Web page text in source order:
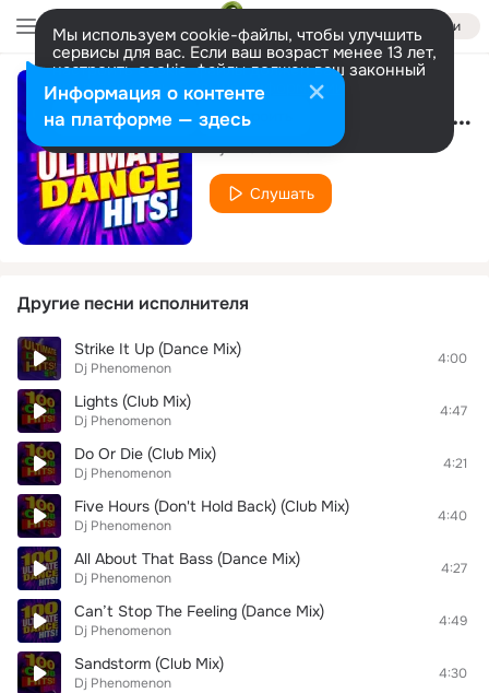
Войти
Мы используем cookie-файлы, чтобы улучшить
сервисы для вас. Если ваш возраст менее 13 лет,
настроить cookie-файлы должен ваш законный
представитель. Больше информации
Разрешить все Настроить Kill This Love (Dance Mix)
Dj Phenomenon
Слушать
Другие песни исполнителя
Strike It Up (Dance Mix)
Dj Phenomenon
4:00
Lights (Club Mix)
Dj Phenomenon
4:47
Do Or Die (Club Mix)
Dj Phenomenon
4:21
Five Hours (Don't Hold Back) (Club Mix)
Dj Phenomenon
4:40
All About That Bass (Dance Mix)
Dj Phenomenon
4:27
Can’t Stop The Feeling (Dance Mix)
Dj Phenomenon
4:49
Sandstorm (Club Mix)
Dj Phenomenon
4:30
Информация о контенте
на платформе — здесь